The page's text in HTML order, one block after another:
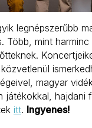
legnépszerűbb
Több, mint
magyar
játékokkal, hajdani
itt. Ingyenes!